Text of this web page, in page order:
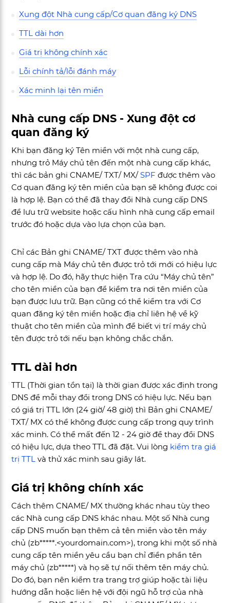
Xung đột Nhà cung cấp/Cơ quan đăng ký DNS
TTL dài hơn
Giá trị không chính xác
Lỗi chính tả/lỗi đánh máy
Xác minh lại tên miền
Nhà cung cấp DNS - Xung đột cơ
quan đăng ký
Khi bạn đăng ký Tên miền với một nhà cung cấp,
nhưng trỏ Máy chủ tên đến một nhà cung cấp khác,
thì các bản ghi CNAME/ TXT/ MX/SPF được thêm vào
Cơ quan đăng ký tên miền của bạn sẽ không được coi
là hợp lệ. Bạn có thể đã thay đổi Nhà cung cấp DNS
để lưu trữ website hoặc cấu hình nhà cung cấp email
trước đó hoặc dựa vào lựa chọn của bạn.
Chỉ các Bản ghi CNAME/ TXT được thêm vào nhà
cung cấp mà Máy chủ tên được trỏ tới mới có hiệu lực
và hợp lệ. Do đó, hãy thực hiện Tra cứu “Máy chủ tên”
cho tên miền của bạn để kiểm tra nơi tên miền của
bạn được lưu trữ. Bạn cũng có thể kiểm tra với Cơ
quan đăng ký tên miền hoặc địa chỉ liên hệ về kỹ
thuật cho tên miền của mình để biết vị trí máy chủ
tên được trỏ tới nếu bạn không chắc chắn.
TTL dài hơn
TTL (Thời gian tồn tại) là thời gian được xác định trong
DNS để mỗi thay đổi trong DNS có hiệu lực. Nếu bạn
có giá trị TTL lớn (24 giờ/ 48 giờ) thì Bản ghi CNAME/
TXT/ MX có thể không được cung cấp trong quy trình
xác minh. Có thể mất đến 12 - 24 giờ để thay đổi DNS
có hiệu lực, dựa theo TTL đã đặt. Vui lòng kiểm tra giá
trị TTL và thử xác minh sau giây lát.
Giá trị không chính xác
Cách thêm CNAME/ MX thường khác nhau tùy theo
các Nhà cung cấp DNS khác nhau. Một số Nhà cung
cấp DNS muốn bạn thêm cả tên miền vào tên máy
chủ (zb*****.<yourdomain.com>), trong khi một số nhà
cung cấp tên miền yêu cầu bạn chỉ điền phần tên
máy chủ (zb*****) và họ sẽ tự nối thêm tên máy chủ.
Do đó, bạn nên kiểm tra trang trợ giúp hoặc tài liệu
hướng dẫn hoặc liên hệ với đội ngũ hỗ trợ của nhà